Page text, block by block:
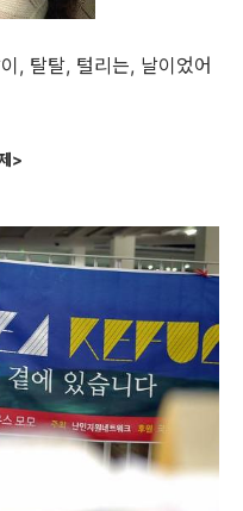
, 탈탈, 털리는, 날이었어
>